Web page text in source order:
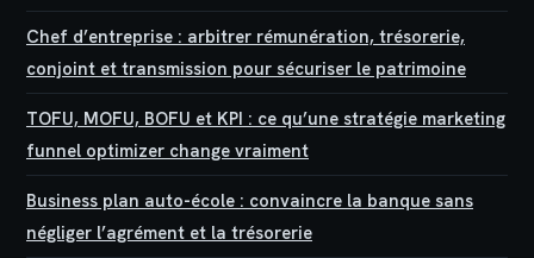
Chef d’entreprise : arbitrer rémunération, trésorerie,
conjoint et transmission pour sécuriser le patrimoine
TOFU, MOFU, BOFU et KPI : ce qu’une stratégie marketing
funnel optimizer change vraiment
Business plan auto-école : convaincre la banque sans
négliger l’agrément et la trésorerie